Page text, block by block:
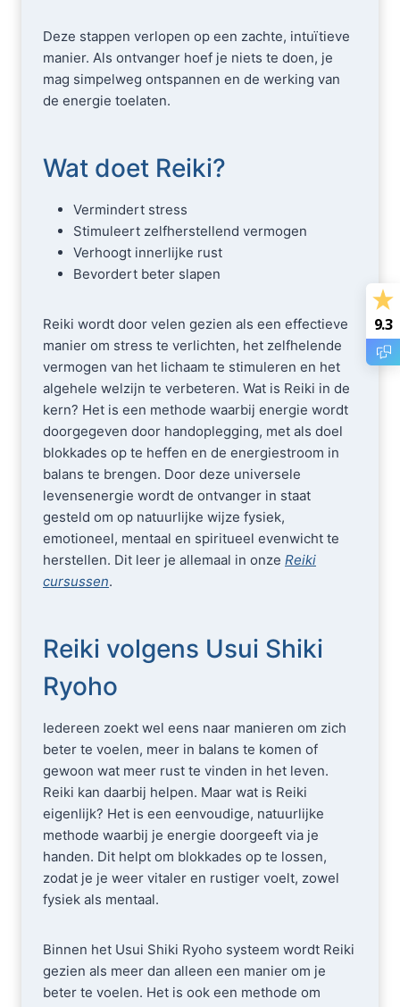
Deze stappen verlopen op een zachte, intuïtieve
manier. Als ontvanger hoef je niets te doen, je
mag simpelweg ontspannen en de werking van
de energie toelaten.
Wat doet Reiki?
Vermindert stress
Stimuleert zelfherstellend vermogen
Verhoogt innerlijke rust
Bevordert beter slapen
Reiki wordt door velen gezien als een effectieve
manier om stress te verlichten, het zelfhelende
vermogen van het lichaam te stimuleren en het
algehele welzijn te verbeteren. Wat is Reiki in de
kern? Het is een methode waarbij energie wordt
doorgegeven door handoplegging, met als doel
blokkades op te heffen en de energiestroom in
balans te brengen. Door deze universele
levensenergie wordt de ontvanger in staat
gesteld om op natuurlijke wijze fysiek,
emotioneel, mentaal en spiritueel evenwicht te
herstellen. Dit leer je allemaal in onze Reiki
cursussen.
Reiki volgens Usui Shiki
Ryoho
Iedereen zoekt wel eens naar manieren om zich
beter te voelen, meer in balans te komen of
gewoon wat meer rust te vinden in het leven.
Reiki kan daarbij helpen. Maar wat is Reiki
eigenlijk? Het is een eenvoudige, natuurlijke
methode waarbij je energie doorgeeft via je
handen. Dit helpt om blokkades op te lossen,
zodat je je weer vitaler en rustiger voelt, zowel
fysiek als mentaal.
Binnen het Usui Shiki Ryoho systeem wordt Reiki
gezien als meer dan alleen een manier om je
beter te voelen. Het is ook een methode om
9.3